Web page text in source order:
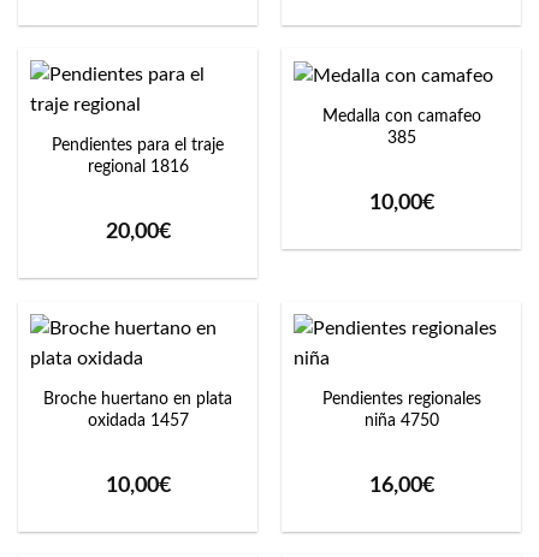
Pendientes para el traje
regional 1816
20,00€
Medalla con camafeo
385
10,00€
Broche huertano en plata
oxidada 1457
10,00€
Pendientes regionales
niña 4750
16,00€